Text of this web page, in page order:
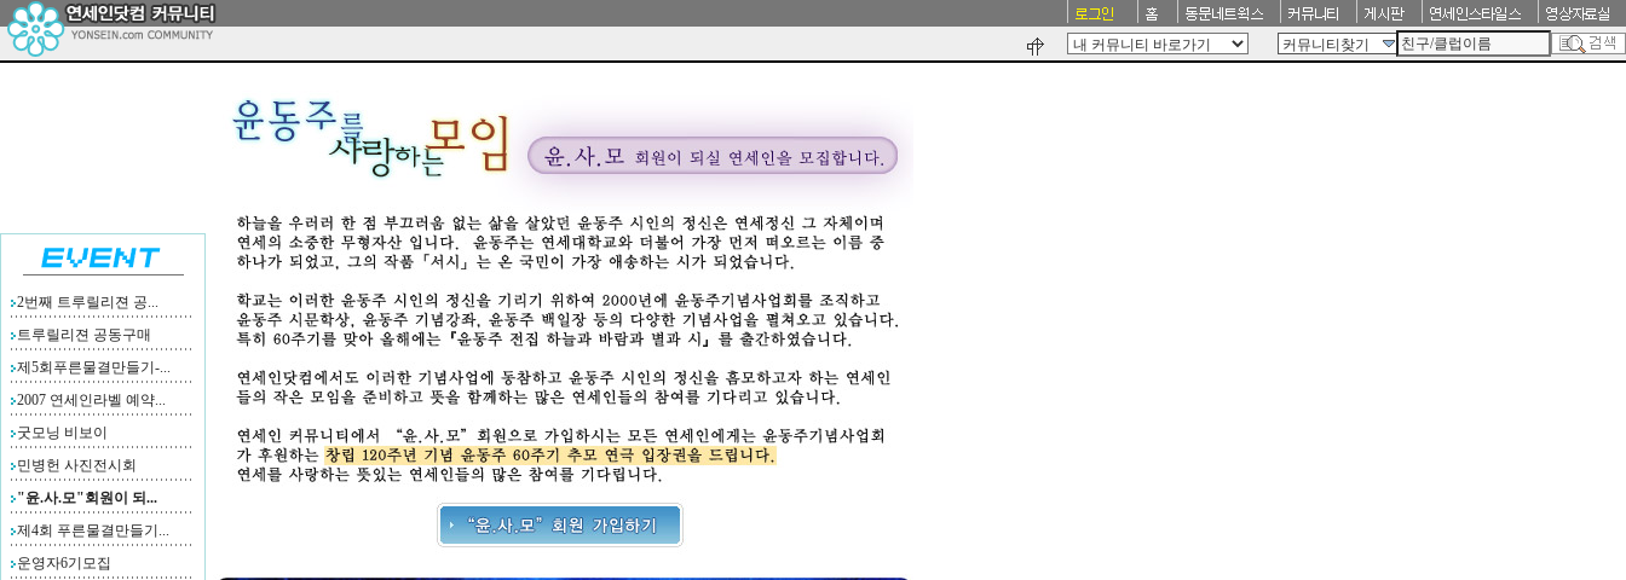
커뮤니티찾기
2번째 트루릴리젼 공...
트루릴리젼 공동구매
제5회푸른물결만들기-...
2007 연세인라벨 예약...
굿모닝 비보이
민병헌 사진전시회
"윤.사.모"회원이 되...
제4회 푸른물결만들기...
운영자6기모집